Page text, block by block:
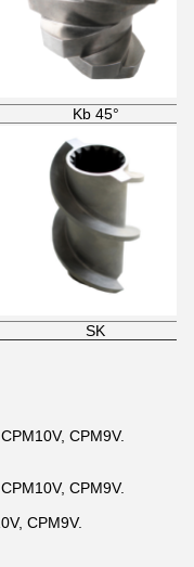
Kb 45°
SK
CPM9V.
CPM9V.
CPM9V.